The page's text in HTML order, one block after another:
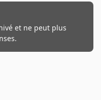
et ne peut plus